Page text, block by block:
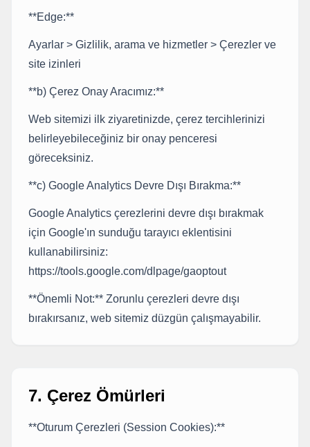
**Edge:**
Ayarlar > Gizlilik, arama ve hizmetler > Çerezler ve
site izinleri
**b) Çerez Onay Aracımız:**
Web sitemizi ilk ziyaretinizde, çerez tercihlerinizi
belirleyebileceğiniz bir onay penceresi
göreceksiniz.
**c) Google Analytics Devre Dışı Bırakma:**
Google Analytics çerezlerini devre dışı bırakmak
için Google'ın sunduğu tarayıcı eklentisini
kullanabilirsiniz:
https://tools.google.com/dlpage/gaoptout
**Önemli Not:** Zorunlu çerezleri devre dışı
bırakırsanız, web sitemiz düzgün çalışmayabilir.
7. Çerez Ömürleri
**Oturum Çerezleri (Session Cookies):**